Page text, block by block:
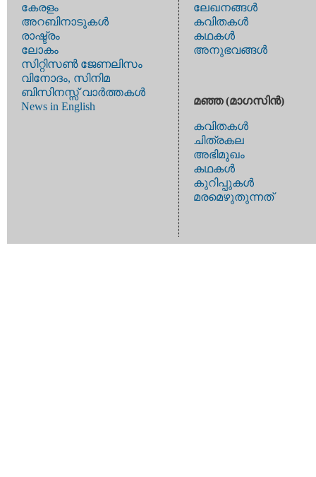
കേരളം
അറബിനാടുകള്‍
രാഷ്ട്രം
ലോകം
സിറ്റിസണ്‍ ജേണലിസം
വിനോദം, സിനിമ
ബിസിനസ്സ് വാര്‍ത്തകള്‍
News in English
ലേഖനങ്ങള്‍
കവിതകള്‍
കഥകള്‍
അനുഭവങ്ങള്‍
മഞ്ഞ (മാഗസിന്‍)
കവിതകള്‍
ചിത്രകല
അഭിമുഖം
കഥകള്‍
കുറിപ്പുകള്‍
മരമെഴുതുന്നത്